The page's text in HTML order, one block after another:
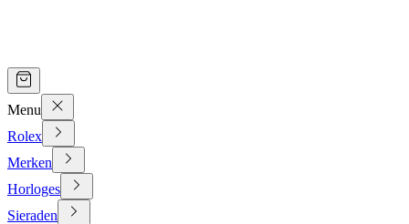
Menu
Rolex
Merken
Horloges
Sieraden